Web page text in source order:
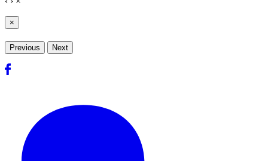
×
Previous Next